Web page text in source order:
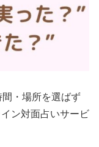
・場所を選ばず
ン対面占いサービ